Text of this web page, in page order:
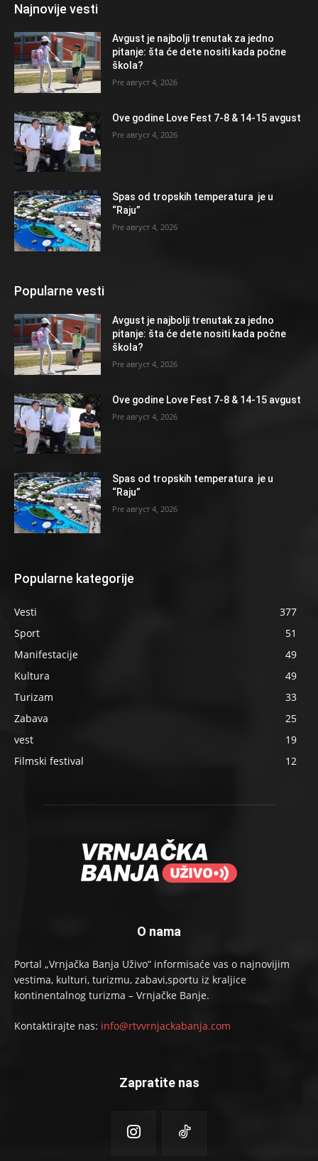
Najnovije vesti
Avgust je najbolji trenutak za jedno
pitanje: šta će dete nositi kada počne
škola?
август 4, 2026
Ove godine Love Fest 7-8 & 14-15 avgust
август 4, 2026
Spas od tropskih temperatura je u
“Raju”
август 4, 2026
Popularne vesti
Avgust je najbolji trenutak za jedno
pitanje: šta će dete nositi kada počne
škola?
август 4, 2026
Ove godine Love Fest 7-8 & 14-15 avgust
август 4, 2026
Spas od tropskih temperatura je u
“Raju”
август 4, 2026
Popularne kategorije
Vesti
377
Sport
51
Manifestacije
49
Kultura
49
Turizam
33
Zabava
25
vest
19
Filmski festival
12
O nama
Portal „Vrnjačka Banja Uživo“ informisaće vas o najnovijim
vestima, kulturi, turizmu, zabavi,sportu iz kraljice
kontinentalnog turizma – Vrnjačke Banje.
Kontaktirajte nas: info@rtvvrnjackabanja.com
Zapratite nas